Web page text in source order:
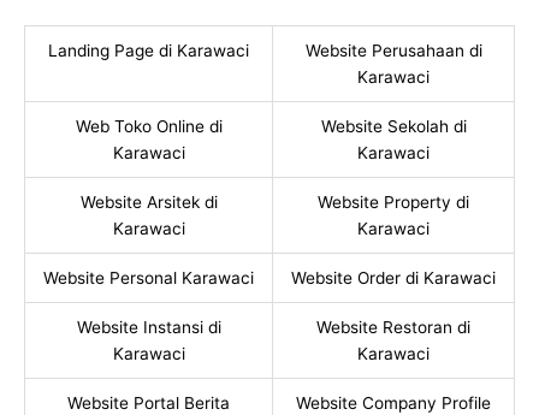
Landing Page di Karawaci
Website Perusahaan di
Karawaci
Web Toko Online di
Karawaci
Website Sekolah di
Karawaci
Website Arsitek di
Karawaci
Website Property di
Karawaci
Website Personal Karawaci Website Order di Karawaci
Website Instansi di
Karawaci
Website Restoran di
Karawaci
Website Portal Berita
Website Company Profile